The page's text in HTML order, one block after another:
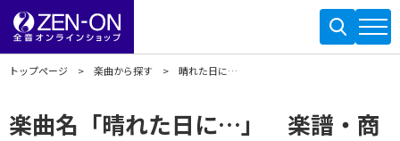
トップページ 楽曲から探す 晴れた日に…
楽曲名「晴れた日に…」 楽譜・商